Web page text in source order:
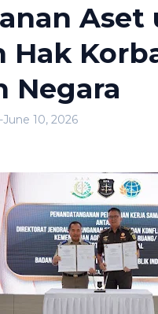
Hak
Negara
-June 10, 2026